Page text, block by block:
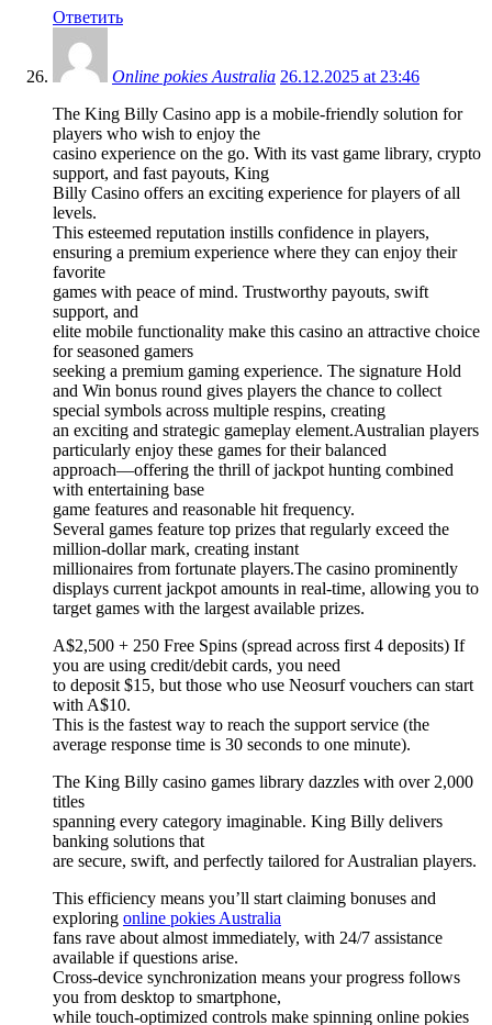
Ответить
Online pokies Australia 26.12.2025 at 23:46
The King Billy Casino app is a mobile-friendly solution for
players who wish to enjoy the
casino experience on the go. With its vast game library, crypto
support, and fast payouts, King
Billy Casino offers an exciting experience for players of all
levels.
This esteemed reputation instills confidence in players,
ensuring a premium experience where they can enjoy their
favorite
games with peace of mind. Trustworthy payouts, swift
support, and
elite mobile functionality make this casino an attractive choice
for seasoned gamers
seeking a premium gaming experience. The signature Hold
and Win bonus round gives players the chance to collect
special symbols across multiple respins, creating
an exciting and strategic gameplay element.Australian players
particularly enjoy these games for their balanced
approach—offering the thrill of jackpot hunting combined
with entertaining base
game features and reasonable hit frequency.
Several games feature top prizes that regularly exceed the
million-dollar mark, creating instant
millionaires from fortunate players.The casino prominently
displays current jackpot amounts in real-time, allowing you to
target games with the largest available prizes.
A$2,500 + 250 Free Spins (spread across first 4 deposits) If
you are using credit/debit cards, you need
to deposit $15, but those who use Neosurf vouchers can start
with A$10.
This is the fastest way to reach the support service (the
average response time is 30 seconds to one minute).
The King Billy casino games library dazzles with over 2,000
titles
spanning every category imaginable. King Billy delivers
banking solutions that
are secure, swift, and perfectly tailored for Australian players.
This efficiency means you’ll start claiming bonuses and
exploring online pokies Australia
fans rave about almost immediately, with 24/7 assistance
available if questions arise.
Cross-device synchronization means your progress follows
you from desktop to smartphone,
while touch-optimized controls make spinning online pokies